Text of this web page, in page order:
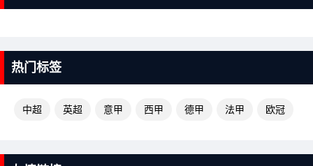
热门标签
中超 英超 意甲 西甲 德甲 法甲 欧冠